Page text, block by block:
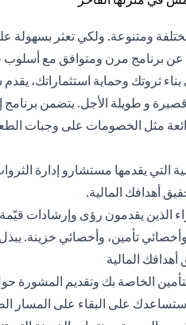
ومتنوعة. ولكي تعثر بسهولة
عن برنامج مرن ومتوافق مع
ثروتك وحماية استثماراتك،
قصيرة و طويلة الأجل. يتضمن
مثل الخصومات على وجبات
يقدمها مستشارو إدارة
أهدافك المالية.
يقدمون رؤى وإرشادات قيّمة
تأمين، وأخصائي خزينة.
المالية
الخاصة بك وتقديم المشورة
ستساعدك على البقاء على المسار